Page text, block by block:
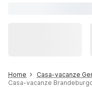
Home Casa-vacanze
Casa-vacanze